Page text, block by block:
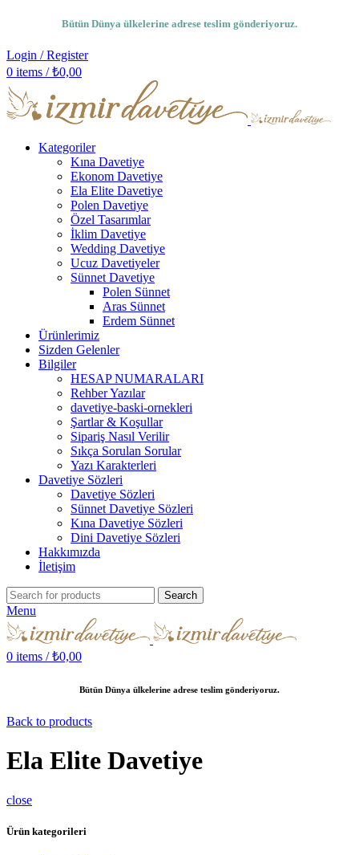
Bütün Dünya ülkelerine adrese teslim gönderiyoruz.
Login / Register
0 items / ₺0,00
Kategoriler
Kına Davetiye
Ekonom Davetiye
Ela Elite Davetiye
Polen Davetiye
Özel Tasarımlar
İklim Davetiye
Wedding Davetiye
Ucuz Davetiyeler
Sünnet Davetiye
Polen Sünnet
Aras Sünnet
Erdem Sünnet
Ürünlerimiz
Sizden Gelenler
Bilgiler
HESAP NUMARALARI
Rehber Yazılar
davetiye-baski-ornekleri
Şartlar & Koşullar
Sipariş Nasıl Verilir
Sıkça Sorulan Sorular
Yazı Karakterleri
Davetiye Sözleri
Davetiye Sözleri
Sünnet Davetiye Sözleri
Kına Davetiye Sözleri
Dini Davetiye Sözleri
Hakkımızda
İletişim
Search
Menu
0 items / ₺0,00
Bütün Dünya ülkelerine adrese teslim gönderiyoruz.
Back to products
Ela Elite Davetiye
close
Ürün kategorileri